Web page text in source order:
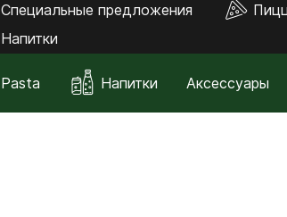
Специальные предложения
Напитки
Pasta Напитки Аксессуары